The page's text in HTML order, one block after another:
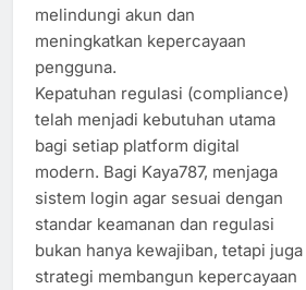
melindungi akun dan
meningkatkan kepercayaan
pengguna.
Kepatuhan regulasi (compliance)
telah menjadi kebutuhan utama
bagi setiap platform digital
modern. Bagi Kaya787, menjaga
sistem login agar sesuai dengan
standar keamanan dan regulasi
bukan hanya kewajiban, tetapi juga
strategi membangun kepercayaan